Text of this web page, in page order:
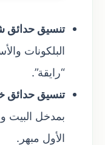
تنسيق حدائق
البلكونات
“رايقة”.
تنسيق حدائق
بمدخل البيت
الأول مبهر.